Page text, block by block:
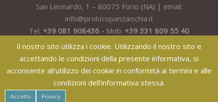
San Leonardo, 1 – 80075 Forio (NA) | email:
info@prolocopanzaischia.it
Tel. +39 081 908436 - Mob. +39 331 809 55 40
Il nostro sito utilizza i cookie. Utilizzando il nostro sito e
accettando le condizioni della presente informativa, si
acconsente all'utilizzo dei cookie in conformità ai termini e alle
condizioni dell’informativa stessa.
Accetto Privacy
纸飞机下载纸飞机官网纸飞机官网下载纸飞机下载safew官网
safew下载
safew官网下载